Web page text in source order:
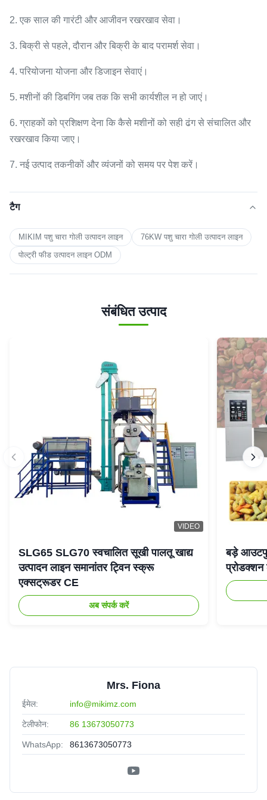
2. एक साल की गारंटी और आजीवन रखरखाव सेवा।
3. बिक्री से पहले, दौरान और बिक्री के बाद परामर्श सेवा।
4. परियोजना योजना और डिजाइन सेवाएं।
5. मशीनों की डिबगिंग जब तक कि सभी कार्यशील न हो जाएं।
6. ग्राहकों को प्रशिक्षण देना कि कैसे मशीनों को सही ढंग से संचालित और
रखरखाव किया जाए।
7. नई उत्पाद तकनीकों और व्यंजनों को समय पर पेश करें।
टैग
MIKIM पशु चारा गोली उत्पादन लाइन
76KW पशु चारा गोली उत्पादन लाइन
पोल्ट्री फीड उत्पादन लाइन ODM
संबंधित उत्पाद
VIDEO
SLG65 SLG70 स्वचालित सूखी पालतू खाद्य
उत्पादन लाइन समानांतर ट्विन स्क्रू
एक्सट्रूडर CE
अब संपर्क करें
बड़े
Mrs. Fiona
ईमेल: info@mikimz.com
टेलीफोन: 86 13673050773
WhatsApp: 8613673050773